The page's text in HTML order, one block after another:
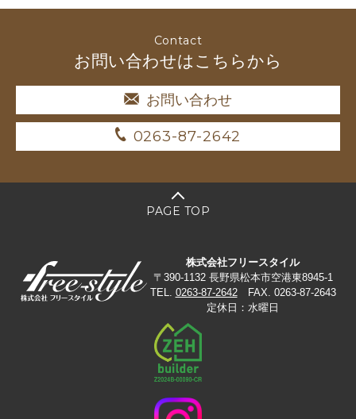
Contact
お問い合わせはこちらから
お問い合わせ
0263-87-2642
PAGE TOP
株式会社フリースタイル
〒390-1132 長野県松本市空港東8945-1
TEL. 0263-87-2642FAX. 0263-87-2643
定休日：水曜日